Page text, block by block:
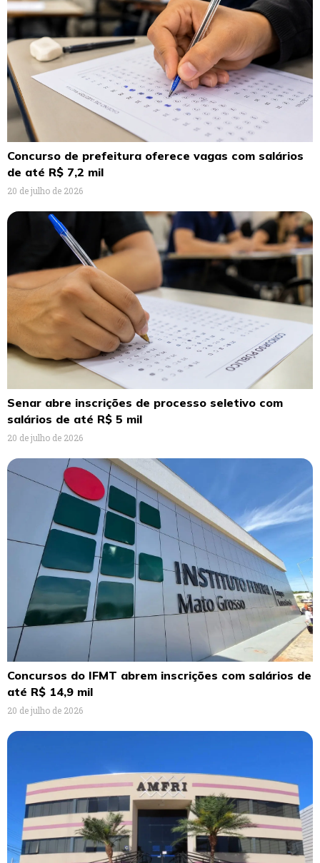
Concurso de prefeitura oferece vagas com salários
de até R$ 7,2 mil
20 de julho de 2026
Senar abre inscrições de processo seletivo com
salários de até R$ 5 mil
20 de julho de 2026
Concursos do IFMT abrem inscrições com salários de
até R$ 14,9 mil
20 de julho de 2026